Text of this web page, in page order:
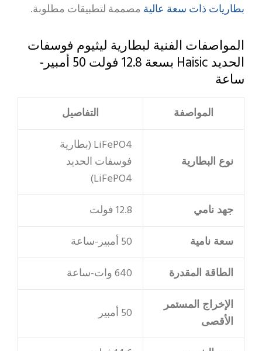
بطاريات ذات سعة عالية مصممة لتطبيقات مطلوبة.
المواصفات الفنية لبطارية ليثيوم فوسفات
الحديد Haisic بسعة 12.8 فولت 50 أمبير-
ساعة
المواصفة التفاصيل
نوع البطارية
LiFePO4 (بطارية
فوسفات الحديد
LiFePO4)
جهد نامي
12.8 فولت
سعة نامية
50 أمبير-ساعة
الطاقة المقدرة
640 وات-ساعة
الإخراج المستمر
الأقصى
50 أمبير